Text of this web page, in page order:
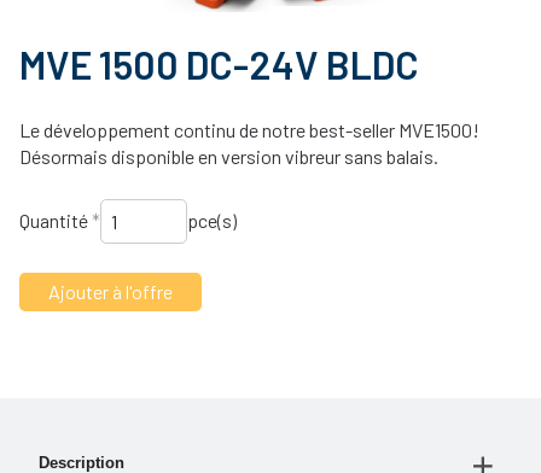
MVE 1500 DC-24V BLDC
Le développement continu de notre best-seller MVE1500!
Désormais disponible en version vibreur sans balais.
Quantité* pce(s)
Description